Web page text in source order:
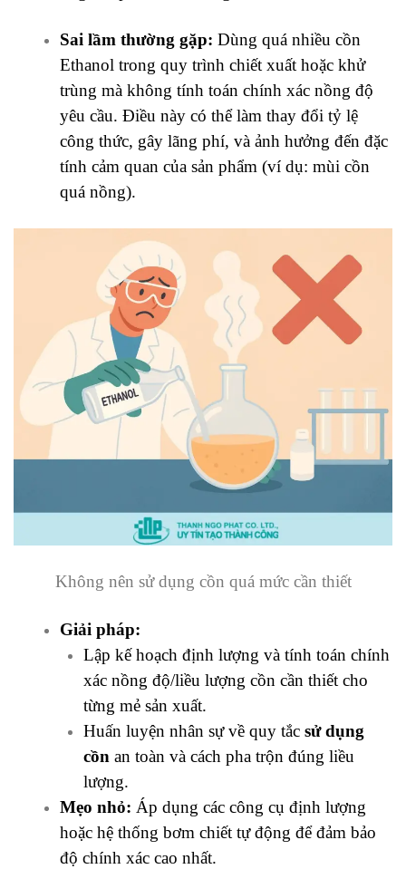
Sai lầm thường gặp: Dùng quá nhiều cồn
Ethanol trong quy trình chiết xuất hoặc khử
trùng mà không tính toán chính xác nồng độ
yêu cầu. Điều này có thể làm thay đổi tỷ lệ
công thức, gây lãng phí, và ảnh hưởng đến đặc
tính cảm quan của sản phẩm (ví dụ: mùi cồn
quá nồng).
Không nên sử dụng cồn quá mức cần thiết
Giải pháp:
Lập kế hoạch định lượng và tính toán chính
xác nồng độ/liều lượng cồn cần thiết cho
từng mẻ sản xuất.
Huấn luyện nhân sự về quy tắc sử dụng
cồn an toàn và cách pha trộn đúng liều
lượng.
Mẹo nhỏ: Áp dụng các công cụ định lượng
hoặc hệ thống bơm chiết tự động để đảm bảo
độ chính xác cao nhất.